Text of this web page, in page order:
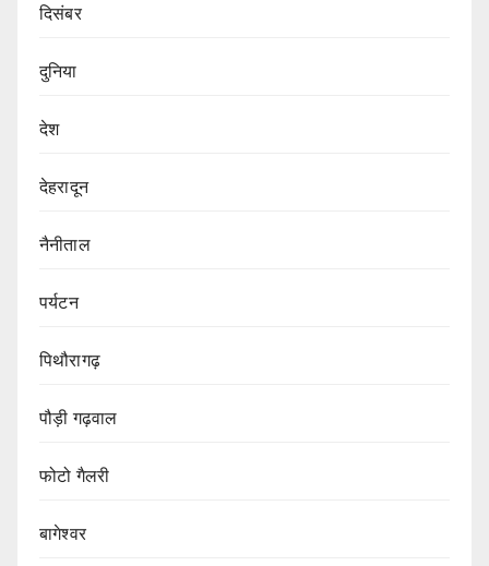
दिसंबर
दुनिया
देश
देहरादून
नैनीताल
पर्यटन
पिथौरागढ़
पौड़ी गढ़वाल
फोटो गैलरी
बागेश्वर